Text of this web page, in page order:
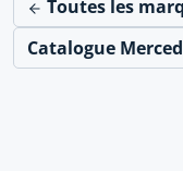
Toutes les
Catalogue